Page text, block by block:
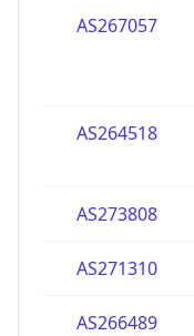
AS267057
AS264518
AS273808
AS271310
AS266489